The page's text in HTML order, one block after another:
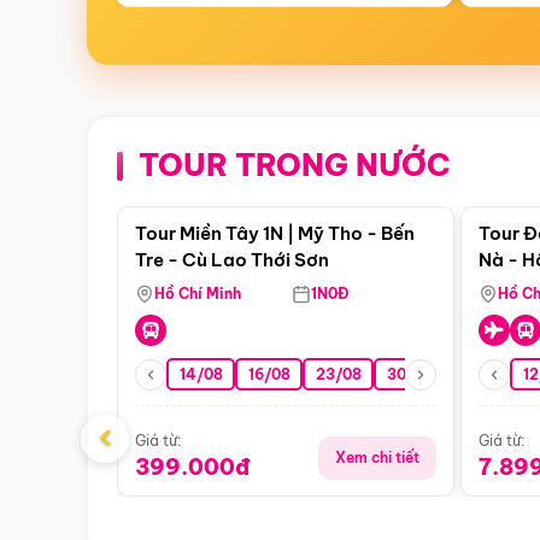
TOUR TRONG NƯỚC
Điểm nổi bật
Tour Miền Tây 1N | Mỹ Tho - Bến
Tre - Cù Lao Thới Sơn
Hồ Chí Minh 1N0Đ
14/08 16/08 23/08 30/08 06/09
Giá từ:
399.000đ Xem chi tiết
Tour
Nà -
Nha
Hồ
Giá từ:
‹